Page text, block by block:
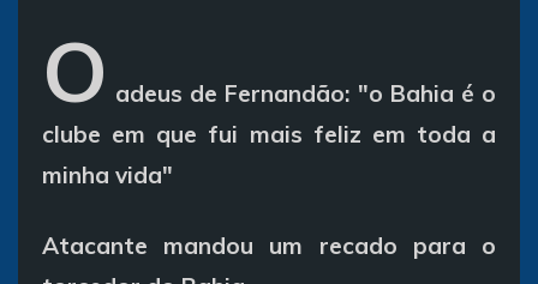
O adeus de Fernandão: "o Bahia é o
clube em que fui mais feliz em toda a
minha vida"
Atacante mandou um recado para o